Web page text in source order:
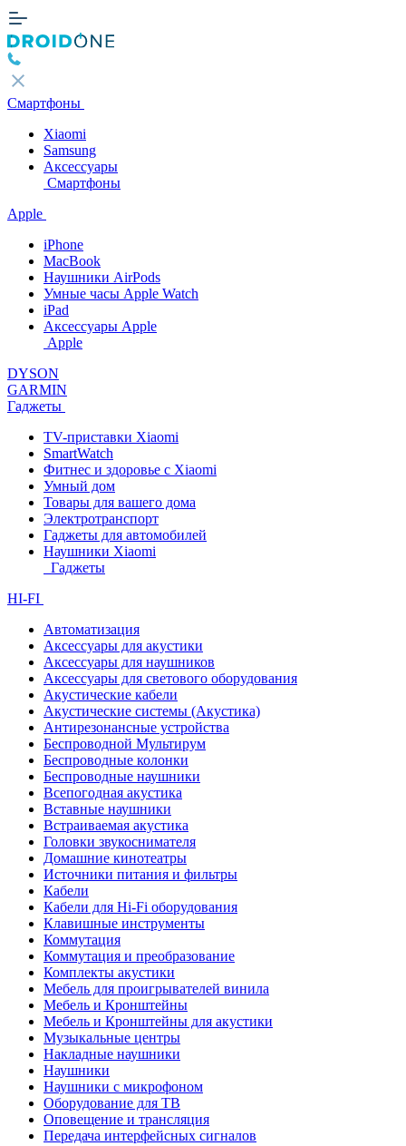
Смартфоны
Xiaomi
Samsung
Аксессуары
Смартфоны
Apple
iPhone
MacBook
Наушники AirPods
Умные часы Apple Watch
iPad
Аксессуары Apple
Apple
DYSON
GARMIN
Гаджеты
TV-приставки Xiaomi
SmartWatch
Фитнес и здоровье с Xiaomi
Умный дом
Товары для вашего дома
Электротранспорт
Гаджеты для автомобилей
Наушники Xiaomi
Гаджеты
HI-FI
Автоматизация
Аксессуары для акустики
Аксессуары для наушников
Аксессуары для светового оборудования
Акустические кабели
Акустические системы (Акустика)
Антирезонансные устройства
Беспроводной Мультирум
Беспроводные колонки
Беспроводные наушники
Всепогодная акустика
Вставные наушники
Встраиваемая акустика
Головки звукоснимателя
Домашние кинотеатры
Источники питания и фильтры
Кабели
Кабели для Hi-Fi оборудования
Клавишные инструменты
Коммутация
Коммутация и преобразование
Комплекты акустики
Мебель для проигрывателей винила
Мебель и Кронштейны
Мебель и Кронштейны для акустики
Музыкальные центры
Накладные наушники
Наушники
Наушники с микрофоном
Оборудование для ТВ
Оповещение и трансляция
Передача интерфейсных сигналов